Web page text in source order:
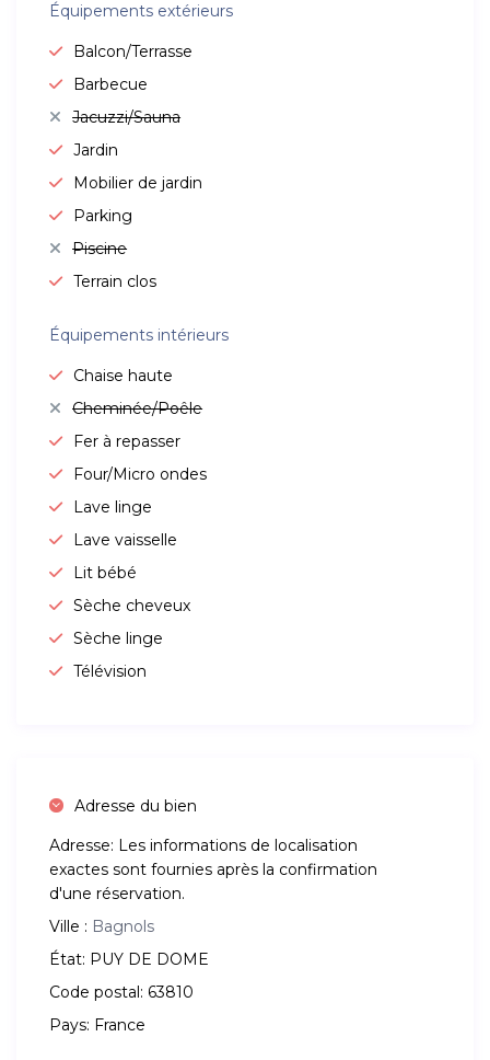
Équipements extérieurs
Balcon/Terrasse
Barbecue
Jacuzzi/Sauna
Jardin
Mobilier de jardin
Parking
Piscine
Terrain clos
Équipements intérieurs
Chaise haute
Cheminée/Poêle
Fer à repasser
Four/Micro ondes
Lave linge
Lave vaisselle
Lit bébé
Sèche cheveux
Sèche linge
Télévision
Adresse du bien
Adresse: Les informations de localisation
exactes sont fournies après la confirmation
d'une réservation.
Ville : Bagnols
État: PUY DE DOME
Code postal: 63810
Pays: France